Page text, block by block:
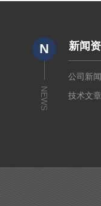
N
NEWS
新闻
公司新
技术文